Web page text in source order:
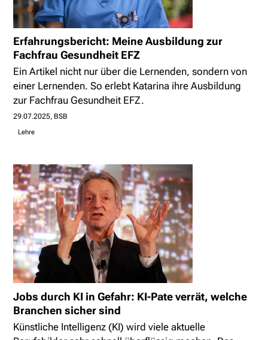
Erfahrungsbericht: Meine Ausbildung zur
Fachfrau Gesundheit EFZ
Ein Artikel nicht nur über die Lernenden, sondern von
einer Lernenden. So erlebt Katarina ihre Ausbildung
zur Fachfrau Gesundheit EFZ.
29.07.2025 BSB
Lehre
Jobs durch KI in Gefahr: KI-Pate verrät, welche
Branchen sicher sind
Künstliche Intelligenz (KI) wird viele aktuelle